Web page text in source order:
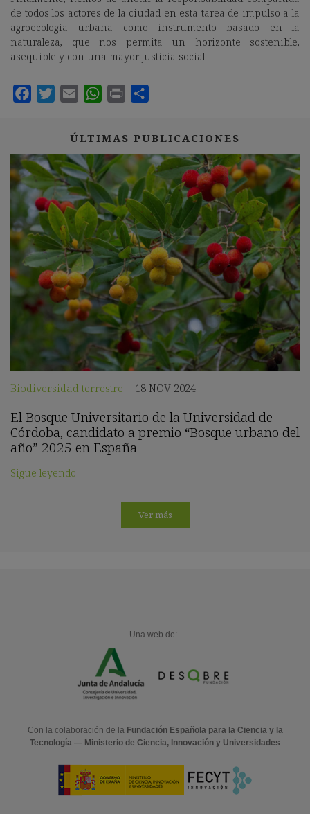
de todos los actores de la ciudad en esta tarea de impulso a la
agroecología urbana como instrumento basado en la
naturaleza, que nos permita un horizonte sostenible,
asequible y con una mayor justicia social.
ÚLTIMAS PUBLICACIONES
Biodiversidad terrestre | 18 NOV 2024
El Bosque Universitario de la Universidad de
Córdoba, candidato a premio “Bosque urbano del
año” 2025 en España
Sigue leyendo
Ver más
Una web de:
Con la colaboración de la Fundación Española para la Ciencia y la
Tecnología — Ministerio de Ciencia, Innovación y Universidades